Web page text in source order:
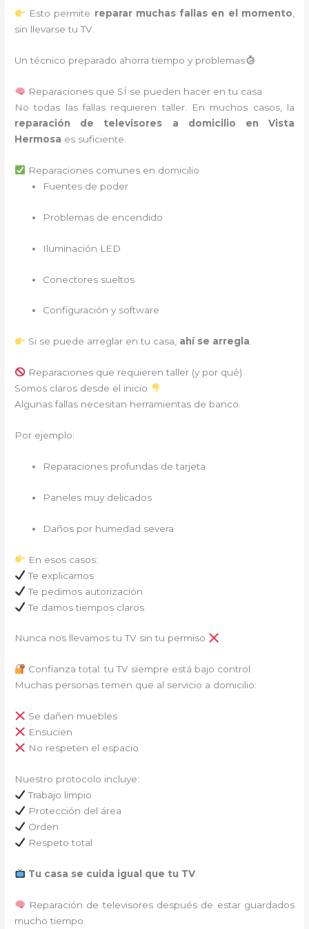
Esto permite reparar muchas fallas en el momento,
sin llevarse tu TV.
Un técnico preparado ahorra tiempo y problemas
Reparaciones que SÍ se pueden hacer en tu casa
No todas las fallas requieren taller. En muchos casos, la
reparación de televisores a domicilio en Vista
Hermosa es suficiente.
Reparaciones comunes en domicilio
Fuentes de poder
Problemas de encendido
Iluminación LED
Conectores sueltos
Configuración y software
Si se puede arreglar en tu casa, ahí se arregla.
Reparaciones que requieren taller (y por qué)
Somos claros desde el inicio
Algunas fallas necesitan herramientas de banco.
Por ejemplo:
Reparaciones profundas de tarjeta
Paneles muy delicados
Daños por humedad severa
En esos casos:
Te explicamos
Te pedimos autorización
Te damos tiempos claros
Nunca nos llevamos tu TV sin tu permiso
Confianza total: tu TV siempre está bajo control
Muchas personas temen que al servicio a domicilio:
Se dañen muebles
Ensucien
No respeten el espacio
Nuestro protocolo incluye:
Trabajo limpio
Protección del área
Orden
Respeto total
Tu casa se cuida igual que tu TV.
Reparación de televisores después de estar guardados
mucho tiempo